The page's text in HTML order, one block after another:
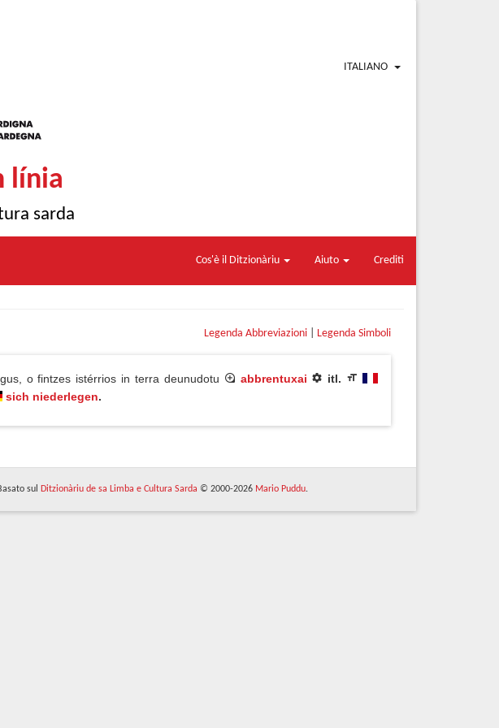
ITALIANO
línia
sarda
Cos'è il Ditzionàriu Aiuto Crediti
Legenda Abbreviazioni Legenda Simboli
o fintzes istérrios in terra deunudotu abbrentuxai
itl.
sich niederlegen.
sul Ditzionàriu de sa Limba e Cultura Sarda © 2000-2026 Mario Puddu.